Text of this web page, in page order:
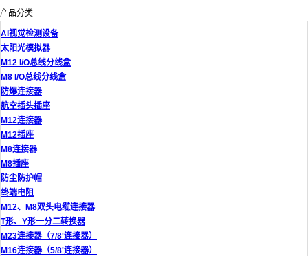
产品分类
AI视觉检测设备
太阳光模拟器
M12 I/O总线分线盒
M8 I/O总线分线盒
防爆连接器
航空插头插座
M12连接器
M12插座
M8连接器
M8插座
防尘防护帽
终端电阻
M12、M8双头电缆连接器
T形、Y形一分二转换器
M23连接器（7/8'连接器）
M16连接器（5/8'连接器）